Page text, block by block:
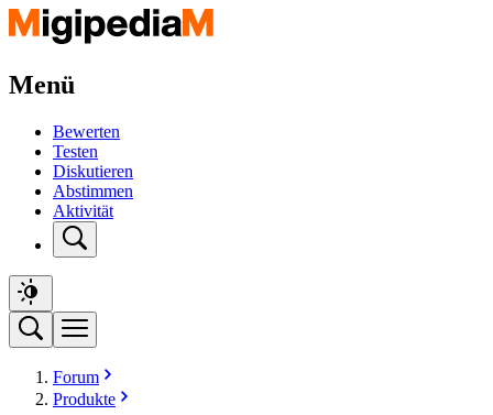
Menü
Bewerten
Testen
Diskutieren
Abstimmen
Aktivität
Forum
Produkte